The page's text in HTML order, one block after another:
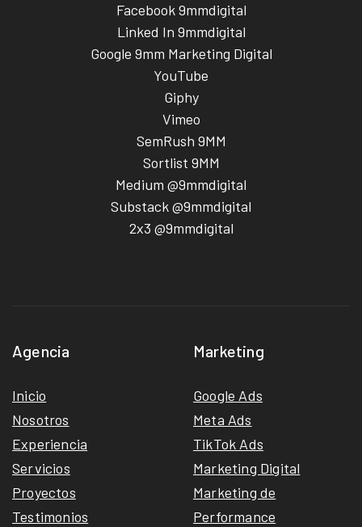
Facebook 9mmdigital
Linked In 9mmdigital
Google 9mm Marketing Digital
YouTube
Giphy
Vimeo
SemRush 9MM
Sortlist 9MM
Medium @9mmdigital
Substack @9mmdigital
2x3 @9mmdigital
Agencia
Inicio
Nosotros
Experiencia
Servicios
Proyectos
Testimonios
Marketing
Google Ads
Meta Ads
TikTok Ads
Marketing Digital
Marketing de
Performance